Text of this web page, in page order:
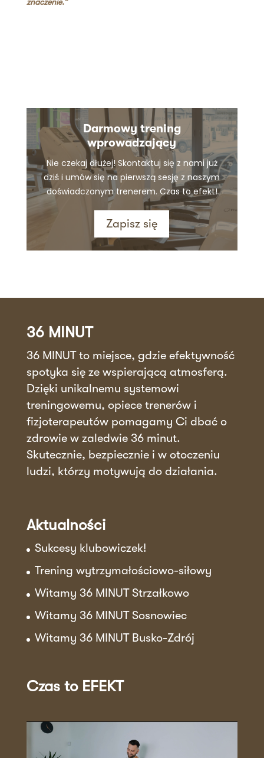
znaczenie.”
Darmowy trening
wprowadzający
Nie czekaj dłużej! Skontaktuj się z nami już
dziś i umów się na pierwszą sesję z naszym
doświadczonym trenerem. Czas to efekt!
Zapisz się
36 MINUT
36 MINUT to miejsce, gdzie efektywność
spotyka się ze wspierającą atmosferą.
Dzięki unikalnemu systemowi
treningowemu, opiece trenerów i
fizjoterapeutów pomagamy Ci dbać o
zdrowie w zaledwie 36 minut.
Skutecznie, bezpiecznie i w otoczeniu
ludzi, którzy motywują do działania.
Aktualności
Sukcesy klubowiczek!
Trening wytrzymałościowo-siłowy
Witamy 36 MINUT Strzałkowo
Witamy 36 MINUT Sosnowiec
Witamy 36 MINUT Busko-Zdrój
Czas to EFEKT